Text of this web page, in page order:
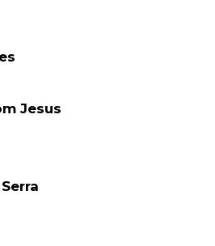
Jesus